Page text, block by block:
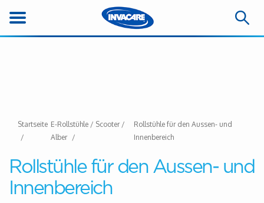
Startseite E-Rollstühle / Scooter /
Alber
Rollstühle für den Aussen- und
Innenbereich
Rollstühle für den Aussen- und
Innenbereich